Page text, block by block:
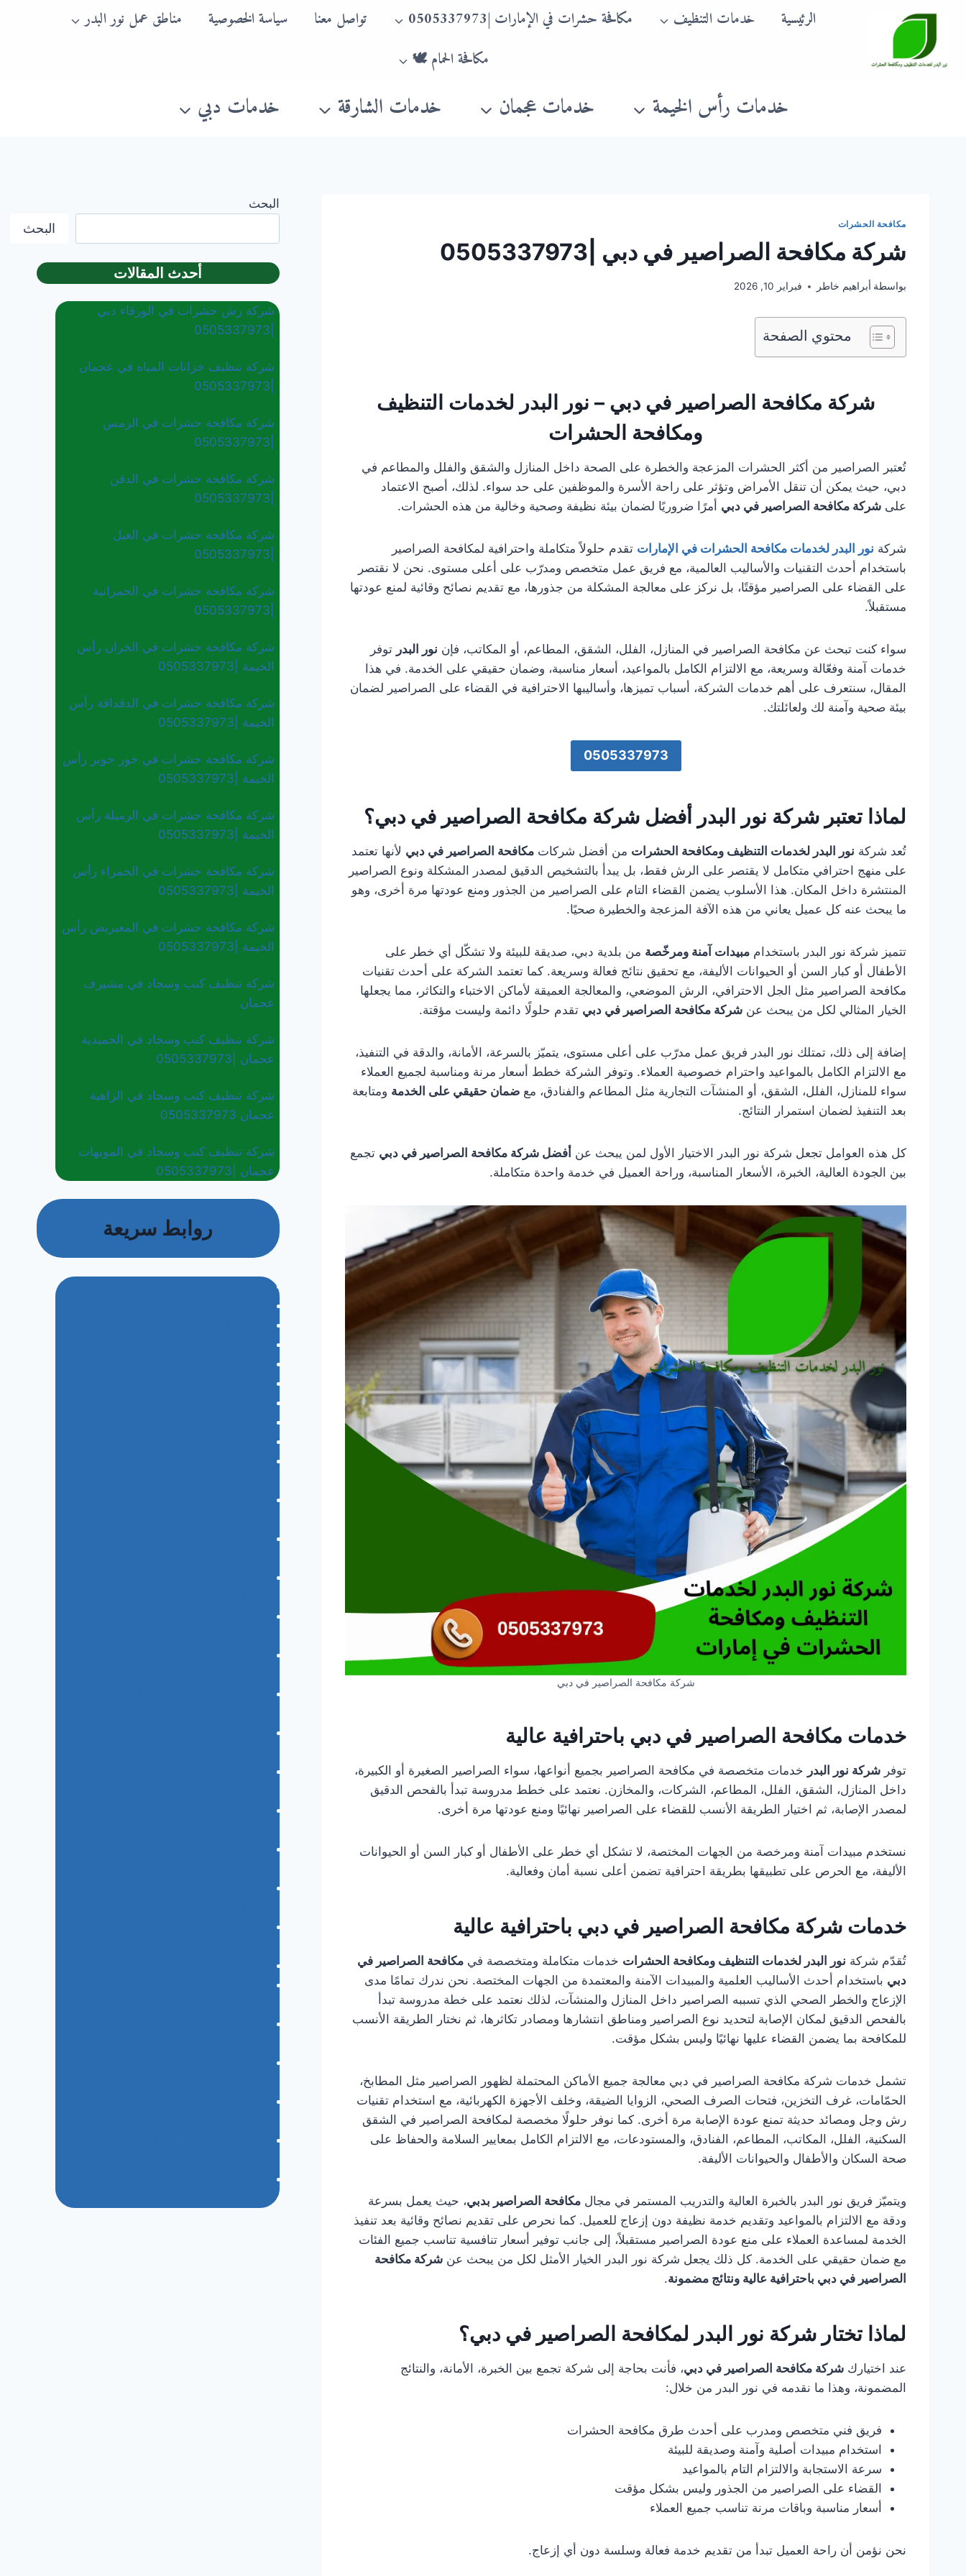
المحتوى
الرئيسية خدمات التنظيف مكافحة حشرات في الإمارات |0505337973 تواصل معنا سياسة الخصوصية
مناطق عمل نور البدر
مكافحة الحمام 🕊
خدمات رأس الخيمة خدمات عجمان خدمات الشارقة خدمات دبي
مكافحة الحشرات
شركة مكافحة الصراصير في دبي |0505337973
بواسطة أبراهيم خاطر فبراير 10, 2026
محتوي الصفحة
شركة مكافحة الصراصير في دبي – نور البدر لخدمات التنظيف
ومكافحة الحشرات
تُعتبر الصراصير من أكثر الحشرات المزعجة والخطرة على الصحة داخل المنازل والشقق والفلل والمطاعم في
دبي، حيث يمكن أن تنقل الأمراض وتؤثر على راحة الأسرة والموظفين على حد سواء. لذلك، أصبح الاعتماد
علىشركة مكافحة الصراصير في دبي أمرًا ضروريًا لضمان بيئة نظيفة وصحية وخالية من هذه الحشرات.
شركة نور البدر لخدمات مكافحة الحشرات في الإمارات تقدم حلولاً متكاملة واحترافية لمكافحة الصراصير
باستخدام أحدث التقنيات والأساليب العالمية، مع فريق عمل متخصص ومدرّب على أعلى مستوى. نحن لا نقتصر
على القضاء على الصراصير مؤقتًا، بل نركز على معالجة المشكلة من جذورها، مع تقديم نصائح وقائية لمنع عودتها
مستقبلاً.
سواء كنت تبحث عن مكافحة الصراصير في المنازل، الفلل، الشقق، المطاعم، أو المكاتب، فإن نور البدر توفر
خدمات آمنة وفعّالة وسريعة، مع الالتزام الكامل بالمواعيد، أسعار مناسبة، وضمان حقيقي على الخدمة. في هذا
المقال، سنتعرف على أهم خدمات الشركة، أسباب تميزها، وأساليبها الاحترافية في القضاء على الصراصير لضمان
بيئة صحية وآمنة لك ولعائلتك.
0505337973
لماذا تعتبر شركة نور البدر أفضل شركة مكافحة الصراصير في دبي؟
تُعد شركة نور البدر لخدمات التنظيف ومكافحة الحشرات من أفضل شركاتمكافحة الصراصير في دبي لأنها تعتمد
على منهج احترافي متكامل لا يقتصر على الرش فقط، بل يبدأ بالتشخيص الدقيق لمصدر المشكلة ونوع الصراصير
المنتشرة داخل المكان. هذا الأسلوب يضمن القضاء التام على الصراصير من الجذور ومنع عودتها مرة أخرى، وهو
ما يبحث عنه كل عميل يعاني من هذه الآفة المزعجة والخطيرة صحيًا.
تتميز شركة نور البدر باستخداممبيدات آمنة ومرخّصة من بلدية دبي، صديقة للبيئة ولا تشكّل أي خطر على
الأطفال أو كبار السن أو الحيوانات الأليفة، مع تحقيق نتائج فعالة وسريعة. كما تعتمد الشركة على أحدث تقنيات
مكافحة الصراصير مثل الجل الاحترافي، الرش الموضعي، والمعالجة العميقة لأماكن الاختباء والتكاثر، مما يجعلها
الخيار المثالي لكل من يبحث عنشركة مكافحة الصراصير في دبي تقدم حلولًا دائمة وليست مؤقتة.
إضافة إلى ذلك، تمتلك نور البدر فريق عمل مدرّب على أعلى مستوى، يتميّز بالسرعة، الأمانة، والدقة في التنفيذ،
مع الالتزام الكامل بالمواعيد واحترام خصوصية العملاء. وتوفر الشركة خطط أسعار مرنة ومناسبة لجميع العملاء
سواء للمنازل، الفلل، الشقق، أو المنشآت التجارية مثل المطاعم والفنادق، معضمان حقيقي على الخدمة ومتابعة
بعد التنفيذ لضمان استمرار النتائج.
كل هذه العوامل تجعل شركة نور البدر الاختيار الأول لمن يبحث عنأفضل شركة مكافحة الصراصير في دبي تجمع
بين الجودة العالية، الخبرة، الأسعار المناسبة، وراحة العميل في خدمة واحدة متكاملة.
شركة مكافحة الصراصير في دبي
خدمات مكافحة الصراصير في دبي باحترافية عالية
توفرشركة نور البدر خدمات متخصصة في مكافحة الصراصير بجميع أنواعها، سواء الصراصير الصغيرة أو الكبيرة،
داخل المنازل، الشقق، الفلل، المطاعم، الشركات، والمخازن. نعتمد على خطط مدروسة تبدأ بالفحص الدقيق
لمصدر الإصابة، ثم اختيار الطريقة الأنسب للقضاء على الصراصير نهائيًا ومنع عودتها مرة أخرى.
نستخدم مبيدات آمنة ومرخصة من الجهات المختصة، لا تشكل أي خطر على الأطفال أو كبار السن أو الحيوانات
الأليفة، مع الحرص على تطبيقها بطريقة احترافية تضمن أعلى نسبة أمان وفعالية.
خدمات شركة مكافحة الصراصير في دبي باحترافية عالية
تُقدّم شركة نور البدر لخدمات التنظيف ومكافحة الحشرات خدمات متكاملة ومتخصصة فيمكافحة الصراصير في
دبي باستخدام أحدث الأساليب العلمية والمبيدات الآمنة والمعتمدة من الجهات المختصة. نحن ندرك تمامًا مدى
الإزعاج والخطر الصحي الذي تسببه الصراصير داخل المنازل والمنشآت، لذلك نعتمد على خطة مدروسة تبدأ
بالفحص الدقيق لمكان الإصابة لتحديد نوع الصراصير ومناطق انتشارها ومصادر تكاثرها، ثم نختار الطريقة الأنسب
للمكافحة بما يضمن القضاء عليها نهائيًا وليس بشكل مؤقت.
تشمل خدمات شركة مكافحة الصراصير في دبي معالجة جميع الأماكن المحتملة لظهور الصراصير مثل المطابخ،
الحمّامات، غرف التخزين، فتحات الصرف الصحي، الزوايا الضيقة، وخلف الأجهزة الكهربائية، مع استخدام تقنيات
رش وجل ومصائد حديثة تمنع عودة الإصابة مرة أخرى. كما نوفر حلولًا مخصصة لمكافحة الصراصير في الشقق
السكنية، الفلل، المكاتب، المطاعم، الفنادق، والمستودعات، مع الالتزام الكامل بمعايير السلامة والحفاظ على
صحة السكان والأطفال والحيوانات الأليفة.
ويتميّز فريق نور البدر بالخبرة العالية والتدريب المستمر في مجالمكافحة الصراصير بدبي، حيث يعمل بسرعة
ودقة مع الالتزام بالمواعيد وتقديم خدمة نظيفة دون إزعاج للعميل. كما نحرص على تقديم نصائح وقائية بعد تنفيذ
الخدمة لمساعدة العملاء على منع عودة الصراصير مستقبلاً، إلى جانب توفير أسعار تنافسية تناسب جميع الفئات
مع ضمان حقيقي على الخدمة. كل ذلك يجعل شركة نور البدر الخيار الأمثل لكل من يبحث عنشركة مكافحة
الصراصير في دبي باحترافية عالية ونتائج مضمونة.
لماذا تختار شركة نور البدر لمكافحة الصراصير في دبي؟
عند اختياركشركة مكافحة الصراصير في دبي، فأنت بحاجة إلى شركة تجمع بين الخبرة، الأمانة، والنتائج
المضمونة، وهذا ما نقدمه في نور البدر من خلال:
فريق فني متخصص ومدرب على أحدث طرق مكافحة الحشرات
استخدام مبيدات أصلية وآمنة وصديقة للبيئة
سرعة الاستجابة والالتزام التام بالمواعيد
القضاء على الصراصير من الجذور وليس بشكل مؤقت
أسعار مناسبة وباقات مرنة تناسب جميع العملاء
نحن نؤمن أن راحة العميل تبدأ من تقديم خدمة فعالة وسلسة دون أي إزعاج.
البحث
البحث
أحدث المقالات
شركة رش حشرات في الورقاء دبي
شركة تنظيف خزانات المياه في عجمان
شركة مكافحة حشرات في الرمس
شركة مكافحة حشرات في الدفن
شركة مكافحة حشرات في الغيل
شركة مكافحة حشرات في الحمرانية
شركة مكافحة حشرات في الخران رأس
الخيمة |0505337973
شركة مكافحة حشرات في الدقداقة رأس
الخيمة |0505337973
شركة مكافحة حشرات في خور خوير رأس
الخيمة |0505337973
شركة مكافحة حشرات في الرميلة رأس
الخيمة |0505337973
شركة مكافحة حشرات في الحمراء رأس
الخيمة |0505337973
شركة مكافحة حشرات في المعيريض رأس
الخيمة |0505337973
شركة تنظيف كنب وسجاد في مشيرف
عجمان
شركة تنظيف كنب وسجاد في الحميدية
عجمان |0505337973
شركة تنظيف كنب وسجاد في الزاهية
عجمان 0505337973
شركة تنظيف كنب وسجاد في المويهات
عجمان |0505337973
روابط سريعة